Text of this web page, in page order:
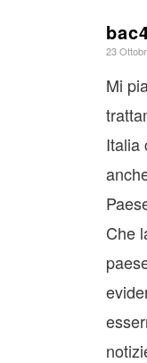
dice:
23
Mi
Italia
Che